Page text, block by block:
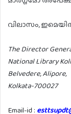
വിലാസം,
The Director
National Library
Belvedere, Alipore,
Kolkata-700027
Email-id :